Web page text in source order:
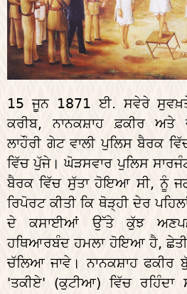
15 ਜੂਨ 1871 ਈ. ਸਵੇਰੇ
ਕਰੀਬ, ਨਾਨਕਸ਼ਾਹ ਫ਼ਕੀਰ ਅਤੇ
ਲਾਹੌਰੀ ਗੇਟ ਵਾਲੀ ਪੁਲਿਸ ਬੈਰਕ
ਵਿੱਚ ਪੁੱਜੇ। ਘੋੜਸਵਾਰ ਪੁਲਿਸ
ਬੈਰਕ ਵਿੱਚ ਸੁੱਤਾ ਹੋਇਆ ਸੀ, ਨੂੰ
ਰਿਪੋਰਟ ਕੀਤੀ ਕਿ ਥੋੜ੍ਹੀ ਦੇਰ
ਦੇ ਕਸਾਈਆਂ ਉੱਤੇ ਕੁੱਝ
ਹਥਿਆਰਬੰਦ ਹਮਲਾ ਹੋਇਆ ਹੈ, ਛੇਤੀ
ਚੱਲਿਆ ਜਾਵੇ। ਨਾਨਕਸ਼ਾਹ ਫਕੀਰ
'ਤਕੀਏ' (ਕੁਟੀਆ) ਵਿੱਚ ਰਹਿੰਦਾ